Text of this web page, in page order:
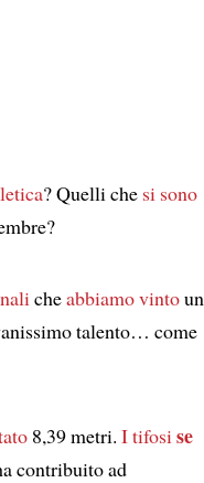
? Quelli che si sono
cheabbiamo vintoun
talento… come
8,39 metri. I tifosi se
contribuito ad